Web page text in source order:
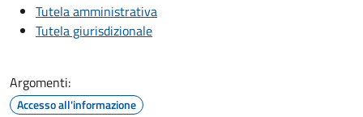
Tutela amministrativa
Tutela giurisdizionale
Argomenti:
Accesso all'informazione